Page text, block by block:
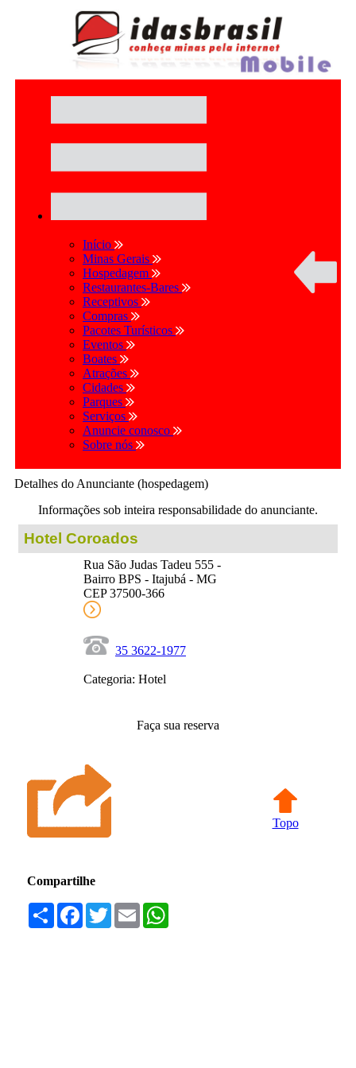
Início
Minas Gerais
Hospedagem
Restaurantes-Bares
Receptivos
Compras
Pacotes Turísticos
Eventos
Boates
Atrações
Cidades
Parques
Serviços
Anuncie conosco
Sobre nós
Detalhes do Anunciante (hospedagem)
Informações sob inteira responsabilidade do anunciante.
Hotel Coroados
Rua São Judas Tadeu 555 -
Bairro BPS - Itajubá - MG
CEP 37500-366
35 3622-1977
Categoria: Hotel
Faça sua reserva
Topo
Compartilhe
Compartilhar
Facebook
TwitterEmail